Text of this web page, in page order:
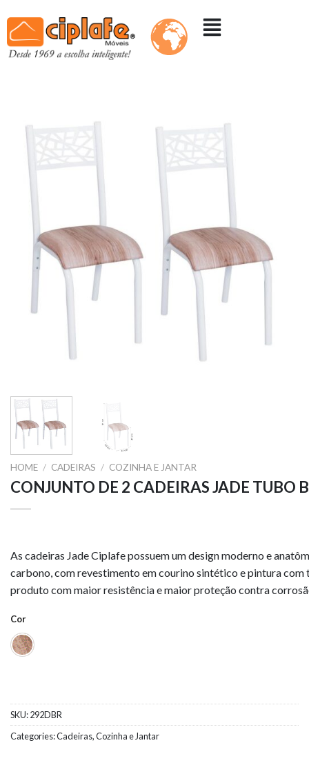
HOME / CADEIRAS / COZINHA E JANTAR
CONJUNTO DE 2 CADEIRAS JADE TUBO
As cadeiras Jade Ciplafe possuem um design moderno e
carbono, com revestimento em courino sintético e pintura
produto com maior resistência e maior proteção contra
Cor
SKU:292DBR
Categories:Cadeiras,Cozinha e Jantar